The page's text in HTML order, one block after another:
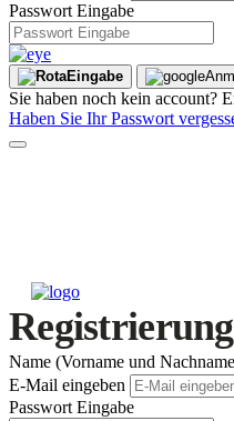
Passwort Eingabe
Eingabe
Sie haben noch kein account?
Haben Sie Ihr Passwort
Registrierung
Name (Vorname und
E-Mail eingeben
Passwort Eingabe